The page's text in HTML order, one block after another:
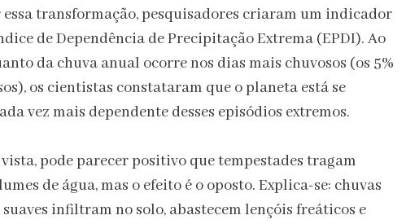
transformação, pesquisadores criaram um indicador
de Dependência de Precipitação Extrema (EPDI). Ao
da chuva anual ocorre nos dias mais chuvosos (os 5%
os cientistas constataram que o planeta está se
vez mais dependente desses episódios extremos.
pode parecer positivo que tempestades tragam
de água, mas o efeito é o oposto. Explica-se: chuvas
infiltram no solo, abastecem lençóis freáticos e